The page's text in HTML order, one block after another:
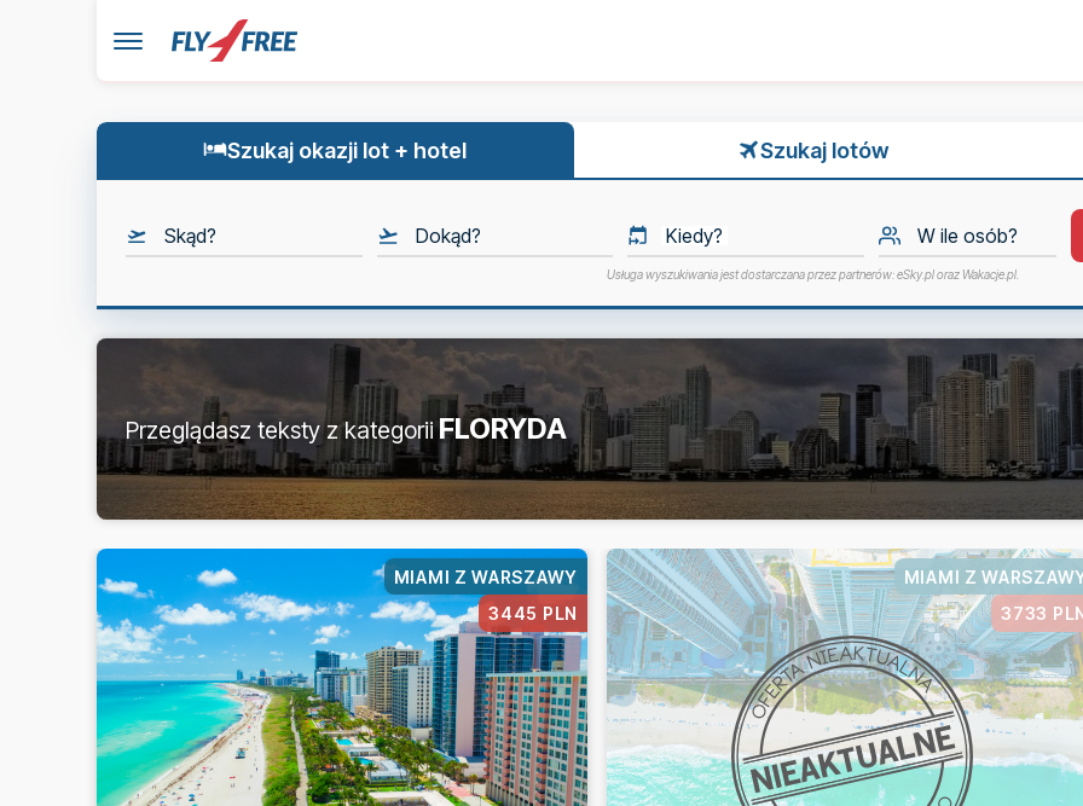
Szukaj okazji lot + hotel Szukaj lotów
Skąd? Dokąd? Kiedy? W ile osób?
Usługa wyszukiwania jest dostarczana przez partnerów: eSky.pl oraz Wakacje.pl.
Przeglądasz teksty z kategoriiFLORYDA
MIAMI Z WARSZAWY
3445 PLN
MIAMI Z
3733